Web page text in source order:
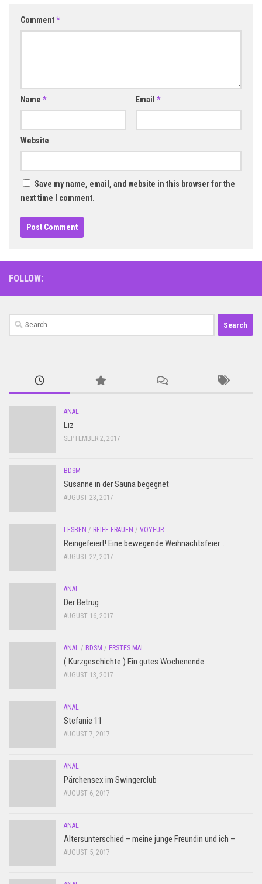
Comment*
Name * Email *
Website
Save my name, email, and website in this browser for the
next time I comment.
FOLLOW:
Search
for:
ANAL
Liz
SEPTEMBER 2, 2017
BDSM
Susanne in der Sauna begegnet
AUGUST 23, 2017
LESBEN / REIFE FRAUEN / VOYEUR
Reingefeiert! Eine bewegende Weihnachtsfeier…
AUGUST 22, 2017
ANAL
Der Betrug
AUGUST 16, 2017
ANAL / BDSM / ERSTES MAL
( Kurzgeschichte ) Ein gutes Wochenende
AUGUST 13, 2017
ANAL
Stefanie 11
AUGUST 7, 2017
ANAL
Pärchensex im Swingerclub
AUGUST 6, 2017
ANAL
Altersunterschied – meine junge Freundin und ich –
AUGUST 5, 2017